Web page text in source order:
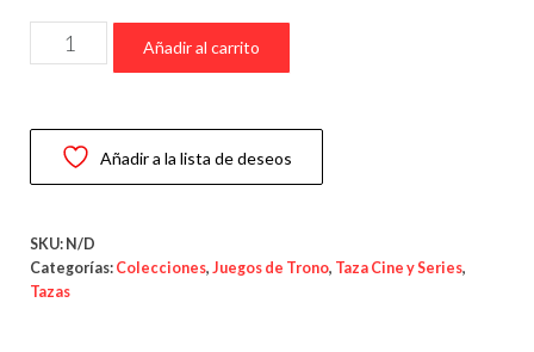
hasta
9,95 €
Taza
“Trono
Fuego”
of
Thrones
cantidad
Añadir al carrito
Añadir a la lista de deseos
SKU: N/D
Categorías: Colecciones, Juegos de Trono, Taza Cine y Series,
Tazas